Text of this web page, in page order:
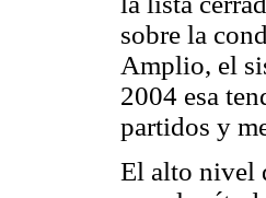
sobre la
Amplio, el
2004 esa
partidos y
El alto nivel